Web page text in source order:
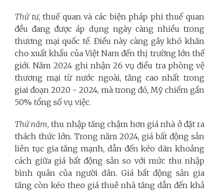
Thứ tư, thuế quan và các biện pháp phi thuế quan
đều đang được áp dụng ngày càng nhiều trong
thương mại quốc tế. Điều này càng gây khó khăn
cho xuất khẩu của Việt Nam đến thị trường lớn thế
giới. Năm 2024 ghi nhận 26 vụ điều tra phòng vệ
thương mại từ nước ngoài, tăng cao nhất trong
giai đoạn 2020 - 2024, mà trong đó, Mỹ chiếm gần
50% tổng số vụ việc.
Thứ năm, thu nhập tăng chậm hơn giá nhà ở đặt ra
thách thức lớn. Trong năm 2024, giá bất động sản
liên tục gia tăng mạnh, dẫn đến kéo dãn khoảng
cách giữa giá bất động sản so với mức thu nhập
bình quân của người dân. Giá bất động sản gia
tăng còn kéo theo giá thuê nhà tăng dẫn đến khả